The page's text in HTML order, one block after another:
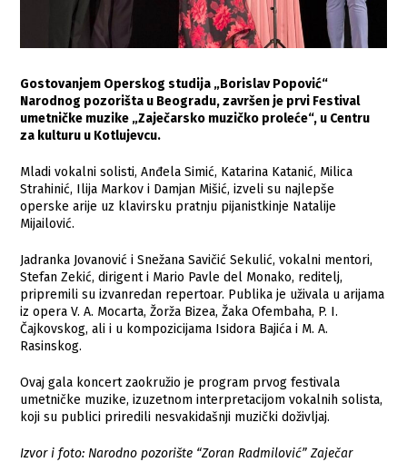
Gostovanjem Operskog studija „Borislav Popović“
Narodnog pozorišta u Beogradu, završen je prvi Festival
umetničke muzike „Zaječarsko muzičko proleće“, u Centru
za kulturu u Kotlujevcu.
Mladi vokalni solisti, Anđela Simić, Katarina Katanić, Milica
Strahinić, Ilija Markov i Damjan Mišić, izveli su najlepše
operske arije uz klavirsku pratnju pijanistkinje Natalije
Mijailović.
Jadranka Jovanović i Snežana Savičić Sekulić, vokalni mentori,
Stefan Zekić, dirigent i Mario Pavle del Monako, reditelj,
pripremili su izvanredan repertoar. Publika je uživala u arijama
iz opera V. A. Mocarta, Žorža Bizea, Žaka Ofembaha, P. I.
Čajkovskog, ali i u kompozicijama Isidora Bajića i M. A.
Rasinskog.
Ovaj gala koncert zaokružio je program prvog festivala
umetničke muzike, izuzetnom interpretacijom vokalnih solista,
koji su publici priredili nesvakidašnji muzički doživljaj.
Izvor i foto: Narodno pozorište “Zoran Radmilović” Zaječar